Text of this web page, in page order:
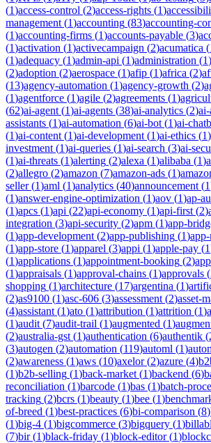
(1)access-control (2)access-rights (1)
management (1)accounting (83)accounting-
(1)accounting-firms (1)accounts-payable (3)
(1)activation (1)activecampaign (2)acumatica (
(1)adequacy (1)admin-api (1)administration (1)
(2)adoption (2)aerospace (1)afip (1)africa (2)
(13)agency-automation (1)agency-growth (2)
(1)agentforce (1)agile (2)agreements (1)
(62)ai-agent (1)ai-agents (38)ai-analytics (2)
assistants (1)ai-automation (6)ai-bot (1)ai-
(1)ai-content (1)ai-development (1)ai-ethics (1)
investment (1)ai-queries (1)ai-search (3)ai-
(1)ai-threats (1)alerting (2)alexa (1)alibaba (1)
(2)allegro (2)amazon (7)amazon-ads (1)
seller(1)aml (1)analytics (40)announcement (1
(1)answer-engine-optimization (1)aov (1)ap-
(1)apcs (1)api (22)api-economy (1)api-first (2)
integration (3)api-security (2)apm (1)app-
(1)app-development (2)app-publishing (1)
(1)app-store (1)apparel (3)appi (1)apple-pay (1
(1)applications (1)appointment-booking (2)
(1)appraisals (1)approval-chains (1)approvals (
shopping (1)architecture (17)argentina (1)
(2)as9100 (1)asc-606 (3)assessment (2)asset-
(4)assistant (1)ato (1)attribution (1)attrition (1)
(1)audit (7)audit-trail (1)augmented (1)
(2)australia-gst (1)authentication (6)authentik (
(3)autogen (2)automation (119)automl (1)
(2)awareness (1)aws (10)axelor(2)azure (4)
(1)b2b-selling (1)back-market (1)backend (6)
reconciliation (1)barcode (1)bas (1)batch-
tracking (2)bcrs (1)beauty (1)bee (1)
of-breed (1)best-practices (6)bi-comparison (8)
(1)big-4 (1)bigcommerce (3)bigquery (1)
(7)bir(1)black-friday (1)block-editor(1)